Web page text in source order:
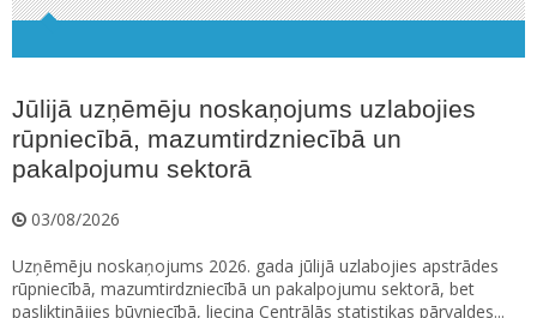
Jūlijā uzņēmēju noskaņojums uzlabojies
rūpniecībā, mazumtirdzniecībā un
pakalpojumu sektorā
03/08/2026
Uzņēmēju noskaņojums 2026. gada jūlijā uzlabojies apstrādes
rūpniecībā, mazumtirdzniecībā un pakalpojumu sektorā, bet
pasliktinājies būvniecībā, liecina Centrālās statistikas pārvaldes...